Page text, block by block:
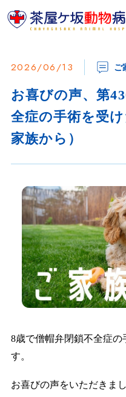
2026/06/13 ご
お喜びの声、第
全症の手術を受
家族から）
8歳で僧帽弁閉鎖不全症
す。
お喜びの声をいただきま